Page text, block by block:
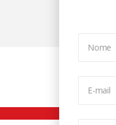
Nome
E-mail